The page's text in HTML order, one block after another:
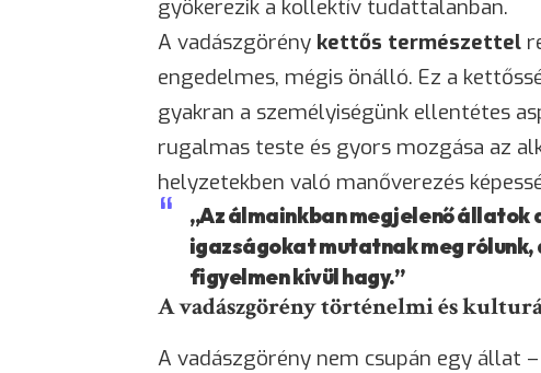
gyökerezik a kollektív tudattalanban.
A vadászgörény kettős természettel
engedelmes, mégis önálló. Ez a
gyakran a személyiségünk ellentétes
rugalmas teste és gyors mozgása az
helyzetekben való manőverezés
„Az álmainkban megjelenő állatok
igazságokat mutatnak meg
figyelmen kívül hagy.”
A vadászgörény történelmi és
A vadászgörény nem csupán egy állat